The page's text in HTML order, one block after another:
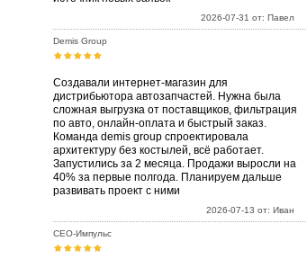
2026-07-31 от: Павел
Demis Group
Создавали интернет-магазин для
дистрибьютора автозапчастей. Нужна была
сложная выгрузка от поставщиков, фильтрация
по авто, онлайн-оплата и быстрый заказ.
Команда demis group спроектировала
архитектуру без костылей, всё работает.
Запустились за 2 месяца. Продажи выросли на
40% за первые полгода. Планируем дальше
развивать проект с ними
2026-07-13 от: Иван
СЕО-Импульс